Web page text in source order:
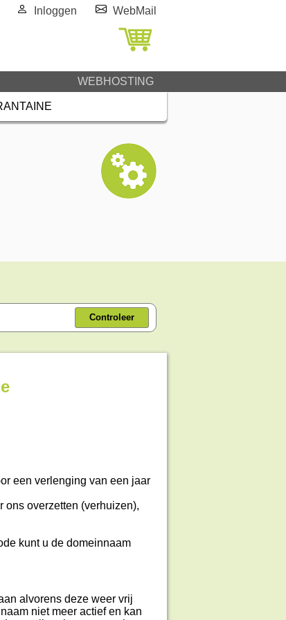
Inloggen WebMail
WEBHOSTING
Controleer
een verlenging van een jaar
ons overzetten (verhuizen),
kunt u de domeinnaam
alvorens deze weer vrij
niet meer actief en kan